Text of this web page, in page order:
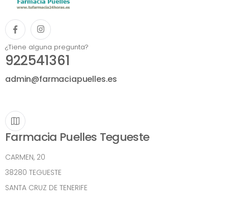
¿Tiene alguna pregunta?
922541361
admin@farmaciapuelles.es
Farmacia Puelles Tegueste
CARMEN, 20
38280 TEGUESTE
SANTA CRUZ DE TENERIFE